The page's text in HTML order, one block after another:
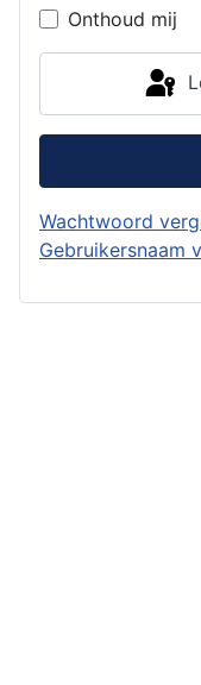
Onthoud mij
Wachtwoord
Gebruikersnaam